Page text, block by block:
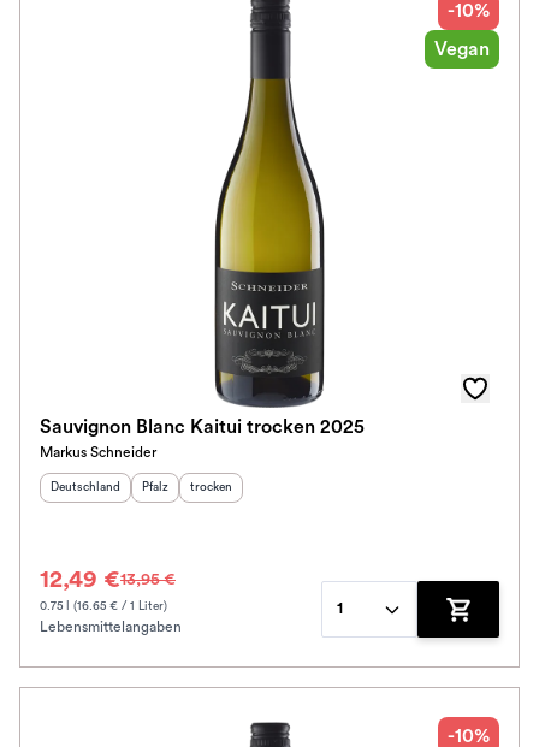
-10%
Vegan
Sauvignon Blanc Kaitui trocken 2025
Markus Schneider
Herkunftsland
Deutschland Herkunftsregion
Pfalz Geschmack
trocken
12,49 €13,95 €
0.75 l (16.65 € / 1 Liter)
Lebensmittelangaben
1
Zum
-10%